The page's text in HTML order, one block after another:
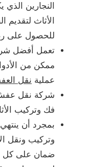
النجارين
الأثاث
للحصول على
تعمل أفضل
ممكن من
عملية نقل
شركة نقل عفش
فك وتركيب
بمجرد أن
وتركيب ونقل
ضمان على كل